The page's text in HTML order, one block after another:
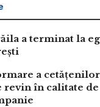
a terminat la
a
revin în calitate